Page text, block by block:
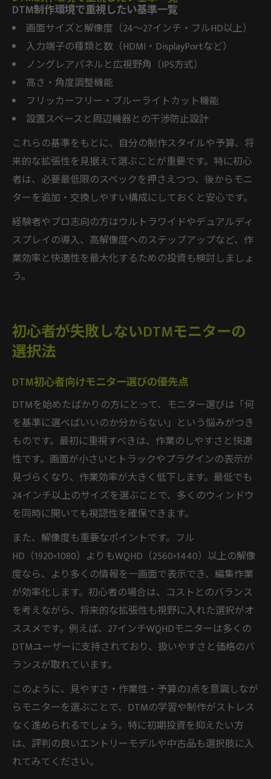
DTM制作環境で重視したい基準一覧
画面サイズと解像度（24〜27インチ・フルHD以上）
入力端子の種類と数（HDMI・DisplayPortなど）
ノングレアパネルと広視野角（IPS方式）
高さ・角度調整機能
フリッカーフリー・ブルーライトカット機能
設置スペースと周辺機器との干渉防止設計
これらの基準をもとに、自分の制作スタイルや予算、将
来的な拡張性を見据えて選ぶことが重要です。特に初心
者は、必要最低限のスペックを押さえつつ、後からモニ
ターを追加・交換しやすい構成にしておくと安心です。
経験者やプロ志向の方はウルトラワイドやデュアルディ
スプレイの導入、高解像度へのステップアップなど、作
業効率と快適性を最大化するための投資も検討しましょ
う。
初心者が失敗しないDTMモニターの
選択法
DTM初心者向けモニター選びの優先点
DTMを始めたばかりの方にとって、モニター選びは「何
を基準に選べばいいのか分からない」という悩みがつき
ものです。最初に重視すべきは、作業のしやすさと快適
性です。画面が小さいとトラックやプラグインの表示が
見づらくなり、作業効率が大きく低下します。最低でも
24インチ以上のサイズを選ぶことで、多くのウィンドウ
を同時に開いても視認性を確保できます。
また、解像度も重要なポイントです。フル
HD（1920×1080）よりもWQHD（2560×1440）以上の解像
度なら、より多くの情報を一画面で表示でき、編集作業
が効率化します。初心者の場合は、コストとのバランス
を考えながら、将来的な拡張性も視野に入れた選択がオ
ススメです。例えば、27インチWQHDモニターは多くの
DTMユーザーに支持されており、扱いやすさと価格のバ
ランスが取れています。
このように、見やすさ・作業性・予算の3点を意識しなが
らモニターを選ぶことで、DTMの学習や制作がストレス
なく進められるでしょう。特に初期投資を抑えたい方
は、評判の良いエントリーモデルや中古品も選択肢に入
れてみてください。